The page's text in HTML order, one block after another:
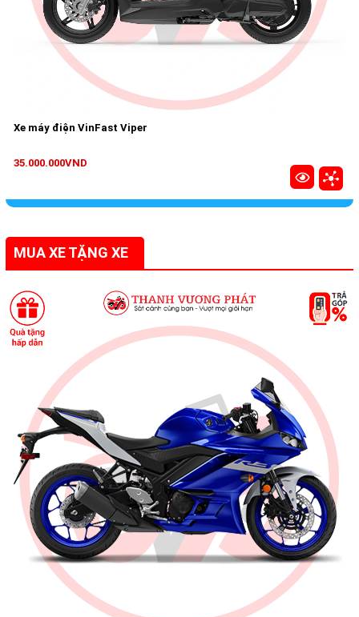
Xe máy điện VinFast Viper
35.000.000VND
MUA XE TẶNG XE